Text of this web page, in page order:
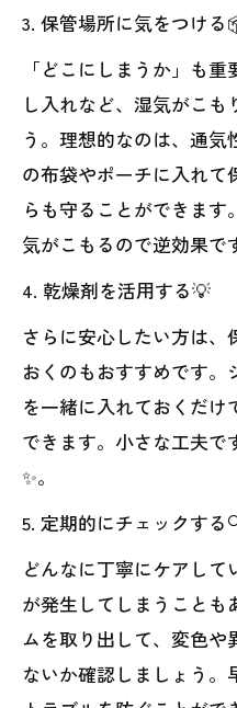
3. 保管場所に気をつける
「どこにしまうか」も
し入れなど、湿気がこも
う。理想的なのは、通
の布袋やポーチに入れ
らも守ることができま
気がこもるので逆効果で
4. 乾燥剤を活用する💡
さらに安心したい方は、
おくのもおすすめです
を一緒に入れておくだ
できます。小さな工夫で
✨。
5. 定期的にチェックする
どんなに丁寧にケアし
が発生してしまうことも
ムを取り出して、変色
ないか確認しましょう。